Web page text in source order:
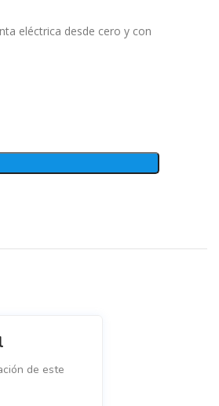
eléctrica desde cero y con
de este